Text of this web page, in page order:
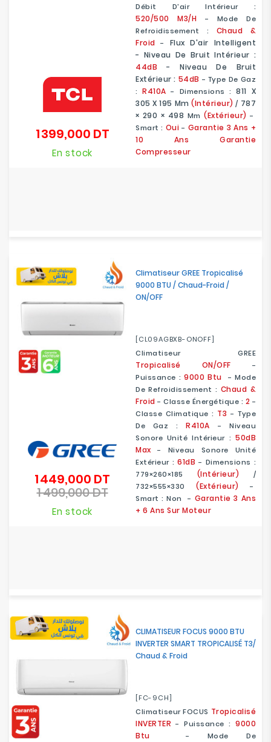
Débit D'air Intérieur :
520/500 M3/h - Mode De
Refroidissement : Chaud &
Froid - Flux D'air Intelligent
- Niveau De Bruit Intérieur :
44dB - Niveau De Bruit
Extérieur : 54dB - Type De Gaz
:R410A - Dimensions :811 X
305 X 195 Mm (Intérieur) / 787
× 290 × 498 Mm(Extérieur) -
Smart : Oui - Garantie 3 Ans +
10 Ans Garantie
Compresseur
1 399,000 DTPrix
En stock
Climatiseur GREE Tropicalisé
9000 BTU / Chaud-Froid /
ON/OFF
[CL09AGBXB-ONOFF]
Climatiseur GREE
Tropicalisé ON/OFF -
Puissance : 9000 Btu - Mode
De Refroidissement : Chaud &
Froid - Classe Énergétique : 2 -
Classe Climatique : T3 - Type
De Gaz :R410A - Niveau
Sonore Unité Intérieur : 50dB
Max - Niveau Sonore Unité
Extérieur : 61dB - Dimensions :
779×260×185 (Intérieur) /
732×555×330 (Extérieur) -
Smart : Non - Garantie 3 Ans
+ 6 Ans Sur Moteur
1 449,000 DT
1 499,000 DTPrix
En stock
CLIMATISEUR FOCUS 9000 BTU
INVERTER SMART TROPICALISÉ T3/
Chaud & Froid
[FC-9CH]
Climatiseur FOCUS Tropicalisé
INVERTER - Puissance : 9000
Btu - Mode De